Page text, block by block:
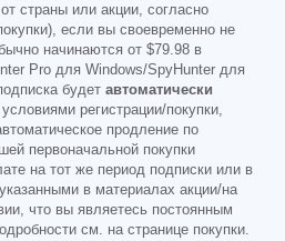
страны или акции, согласно
если вы своевременно не
начинаются от $79.98 в
Pro для Windows/SpyHunter для
будет автоматически
регистрации/покупки,
продление по
первоначальной покупки
на тот же период подписки или в
в материалах акции/на
что вы являетесь постоянным
см. на странице покупки.